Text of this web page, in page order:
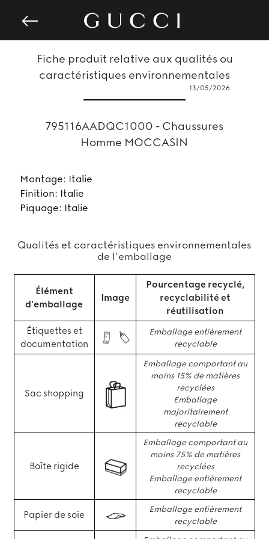
Fiche produit relative aux qualités ou
caractéristiques environnementales
13/05/2026
795116AADQC1000 - Chaussures
Homme MOCCASIN
Montage: Italie
Finition: Italie
Piquage: Italie
Qualités et caractéristiques environnementales
de l’emballage
Élément
d'emballage
Image
Pourcentage recyclé,
recyclabilité et
réutilisation
Étiquettes et
documentation
Emballage entièrement
recyclable
Sac shopping
Emballage comportant au
moins 15% de matières
recyclées
Emballage
majoritairement
recyclable
Boîte rigide
Emballage comportant au
moins 75% de matières
recyclées
Emballage entièrement
recyclable
Papier de soie
Emballage entièrement
recyclable